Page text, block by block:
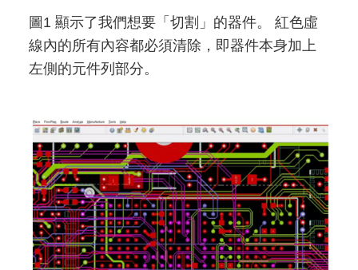
圖1 顯示了我們想要「切割」的器件。 紅色虛
線內的所有內容都必須清除，即器件本身加上
左側的元件列部分。